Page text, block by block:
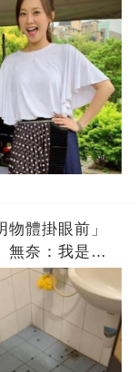
體掛眼前」
無奈：我是親